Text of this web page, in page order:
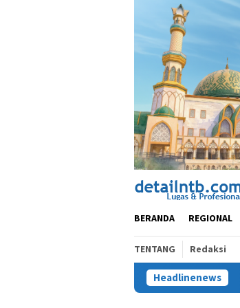
BERANDA REGIONAL
TENTANG Redaksi
Headlinenews